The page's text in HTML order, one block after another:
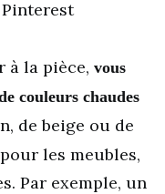
à la pièce, vous
couleurs chaudes
de beige ou de
les meubles,
Par exemple, un